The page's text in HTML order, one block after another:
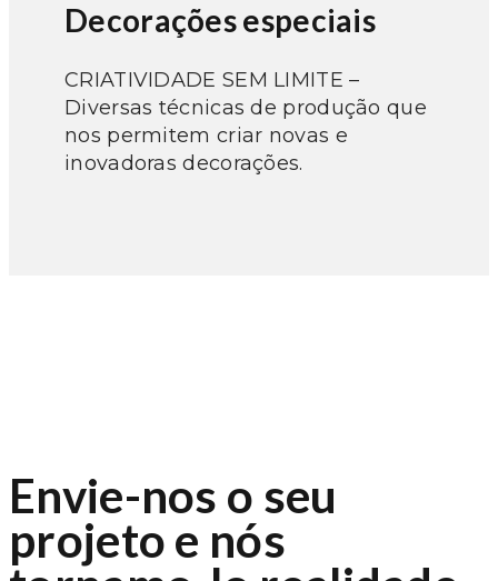
Decorações especiais
CRIATIVIDADE SEM LIMITE –
Diversas técnicas de produção que
nos permitem criar novas e
inovadoras decorações.
Envie-nos o seu
projeto e nós